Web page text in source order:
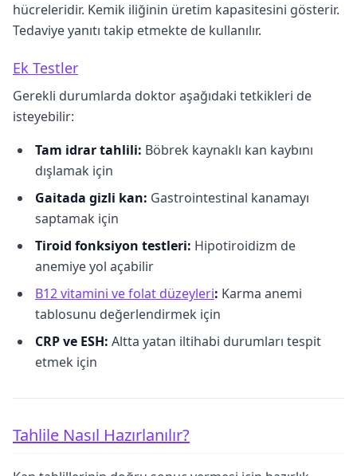
hücreleridir. Kemik iliğinin üretim kapasitesini gösterir.
Tedaviye yanıtı takip etmekte de kullanılır.
Ek Testler
Gerekli durumlarda doktor aşağıdaki tetkikleri de
isteyebilir:
Tam idrar tahlili: Böbrek kaynaklı kan kaybını
dışlamak için
Gaitada gizli kan: Gastrointestinal kanamayı
saptamak için
Tiroid fonksiyon testleri: Hipotiroidizm de
anemiye yol açabilir
B12 vitamini ve folat düzeyleri: Karma anemi
tablosunu değerlendirmek için
CRP ve ESH: Altta yatan iltihabi durumları tespit
etmek için
Tahlile Nasıl Hazırlanılır?